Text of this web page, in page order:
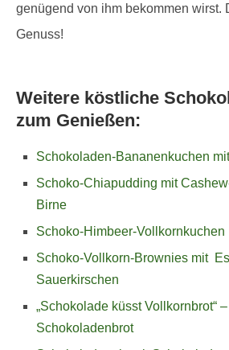
genügend von ihm bekommen wirst.
Genuss!
Weitere köstliche
zum Genießen:
Schokoladen-Bananenkuchen
Schoko-Chiapudding mit
Birne
Schoko-Himbeer-Vollkornkuchen
Schoko-Vollkorn-Brownies mit
Sauerkirschen
„Schokolade küsst Vollkornbrot“
Schokoladenbrot